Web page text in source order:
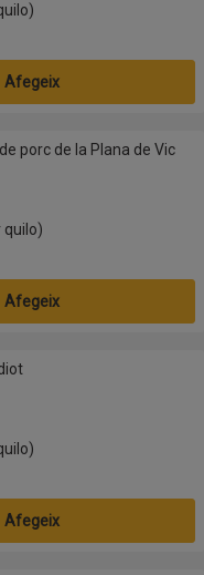
Afegeix
porc de la Plana de Vic
quilo)
Afegeix
Afegeix